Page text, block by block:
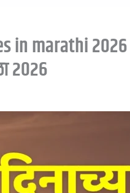
in marathi 2026 |
२०२६